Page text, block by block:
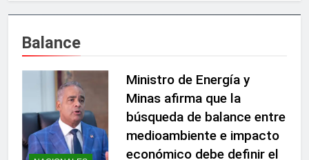
Irán condiciona reapertura
de Ormuz al fin de
con el programa
PRONAMEC
20 Horas Ago
Confirman prisión a
Santiago Hazim y otros
seis implicados en caso
SeNaSa
22 Horas Ago
Marileidy Paulino
conquista el oro en los 400
Balance
Ministro de Energía y
Minas afirma que la
búsqueda de balance entre
medioambiente e impacto
económico debe definir el